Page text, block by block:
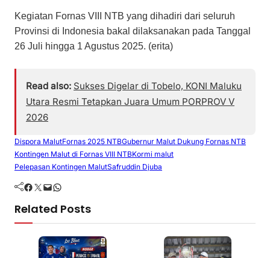
Kegiatan Fornas VIII NTB yang dihadiri dari seluruh
Provinsi di Indonesia bakal dilaksanakan pada Tanggal
26 Juli hingga 1 Agustus 2025. (erita)
Read also: Sukses Digelar di Tobelo, KONI Maluku
Utara Resmi Tetapkan Juara Umum PORPROV V
2026
Dispora MalutFornas 2025 NTBGubernur Malut Dukung Fornas NTB
Kontingen Malut di Fornas VIII NTBKormi malut
Pelepasan Kontingen MalutSafruddin Djuba
Facebook Twitter Mail WhatsApp
Related Posts